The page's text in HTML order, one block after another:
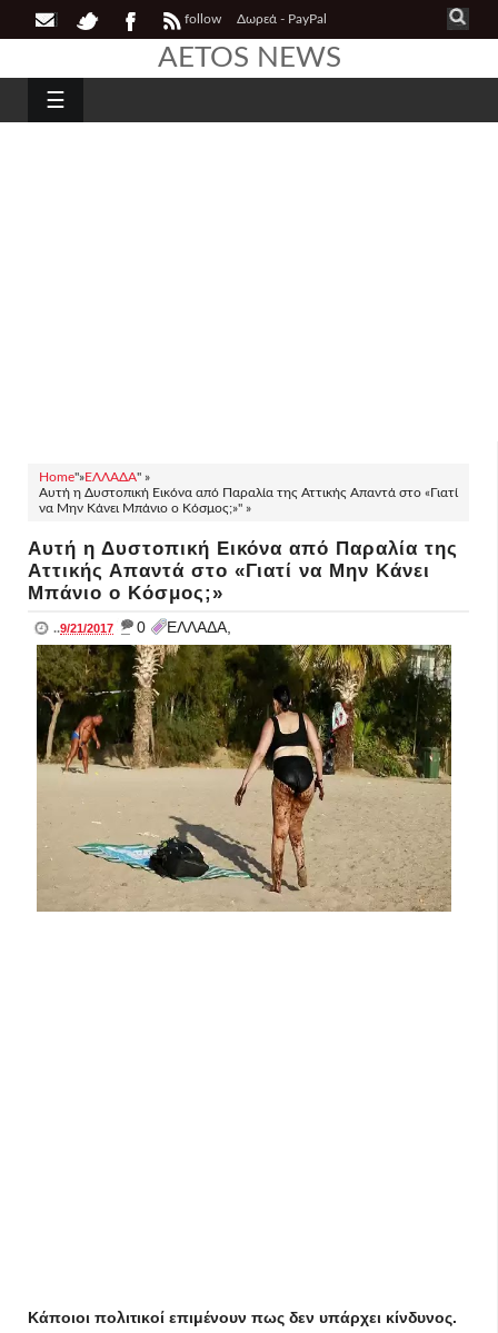
follow Δωρεά - PayPal
AETOS NEWS
☰
Home"»ΕΛΛΑΔΑ" »
Αυτή η Δυστοπική Εικόνα από Παραλία της Αττικής Απαντά στο «Γιατί
να Μην Κάνει Μπάνιο ο Κόσμος;»" »
Αυτή η Δυστοπική Εικόνα από Παραλία της
Αττικής Απαντά στο «Γιατί να Μην Κάνει
Μπάνιο ο Κόσμος;»
..9/21/2017 _ 0 ΕΛΛΑΔΑ,
Κάποιοι πολιτικοί επιμένουν πως δεν υπάρχει κίνδυνος.